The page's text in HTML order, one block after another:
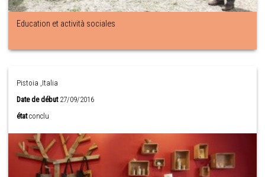
Education et actività sociales
Pistoia ,Italia
Date de début27/09/2016
état conclu